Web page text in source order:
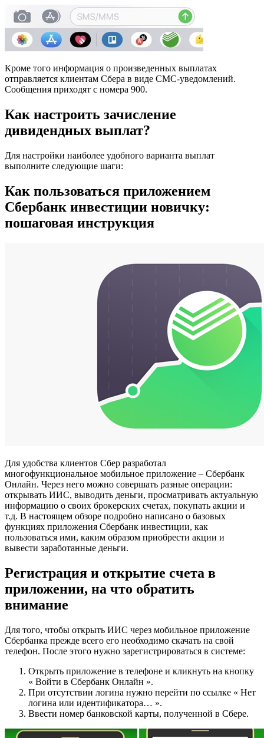
Кроме того информация о произведенных выплатах
отправляется клиентам Сбера в виде СМС-уведомлений.
Сообщения приходят с номера 900.
Как настроить зачисление
дивидендных выплат?
Для настройки наиболее удобного варианта выплат
выполните следующие шаги:
Как пользоваться приложением
Сбербанк инвестиции новичку:
пошаговая инструкция
Для удобства клиентов Сбер разработал
многофункциональное мобильное приложение – Сбербанк
Онлайн. Через него можно совершать разные операции:
открывать ИИС, выводить деньги, просматривать актуальную
информацию о своих брокерских счетах, покупать акции и
т.д. В настоящем обзоре подробно написано о базовых
функциях приложения Сбербанк инвестиции, как
пользоваться ими, каким образом приобрести акции и
вывести заработанные деньги.
Регистрация и открытие счета в
приложении, на что обратить
внимание
Для того, чтобы открыть ИИС через мобильное приложение
Сбербанка прежде всего его необходимо скачать на свой
телефон. После этого нужно зарегистрироваться в системе:
Открыть приложение в телефоне и кликнуть на кнопку
« Войти в Сбербанк Онлайн ».
При отсутствии логина нужно перейти по ссылке « Нет
логина или идентификатора… ».
Ввести номер банковской карты, полученной в Сбере.